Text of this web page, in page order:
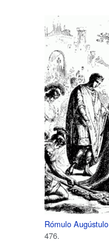
Rómulo Augústulo
476.